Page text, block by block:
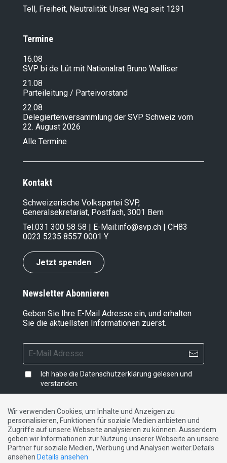
Tell, Freiheit, Neutralität: Unser Weg seit 1291
Termine
16.08
SVP bi de Lüt mit Nationalrat Bruno Walliser
21.08
Parteileitung / Parteivorstand
22.08
Delegiertenversammlung der SVP Schweiz vom
22. August 2026
Alle Termine
Kontakt
Schweizerische Volkspartei SVP,
Generalsekretariat, Postfach, 3001 Bern
Tel.031 300 58 58 | E-Mail:info@svp.ch | CH83
0023 5235 8557 0001 Y
Jetzt spenden
Newsletter Abonnieren
Geben Sie Ihre E-Mail Adresse ein, und erhalten
Sie die aktuellsten Informationen zuerst.
Ich habe die Datenschutzerklärung gelesen und
verstanden.
Impressum |Datenschutzerklärung|Kontakt
DE FR IT
Wir verwenden Cookies, um Inhalte und Anzeigen zu
personalisieren, Funktionen für soziale Medien anbieten und
Zugriffe auf unsere Webseite analysieren zu können. Ausserdem
geben wir Informationen zur Nutzung unserer Webseite an unsere
Partner für soziale Medien, Werbung und Analysen weiter.Details
ansehen Details ansehen